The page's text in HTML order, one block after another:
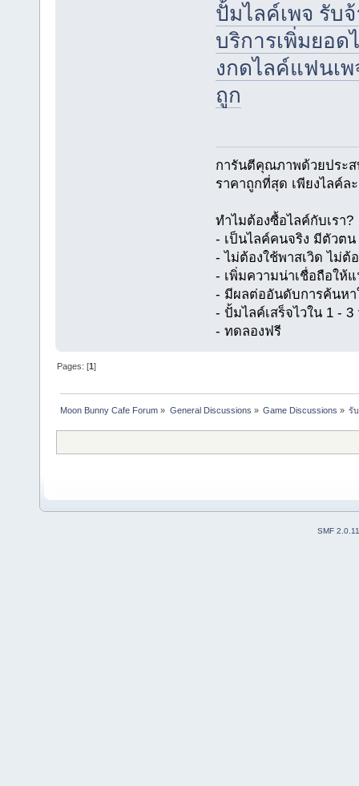
ปั้มไลค์เพจ รับ
บริการเพิ่มยอด
งกดไลค์แฟนเ
ถูก
การันตีคุณภาพด้วยประ
ราคาถูกที่สุด เพียงไลค์ล
ทำไมต้องซื้อไลค์กับเรา?
- เป็นไลค์คนจริง มีตัวตน
- ไม่ต้องใช้พาสเวิด ไม่ต้
- เพิ่มความน่าเชื่อถือให้
- มีผลต่ออันดับการค้นหา
- ปั้มไลค์เสร็จไวใน 1 - 3
- ทดลองฟรี
Pages: [1]
Moon Bunny Cafe Forum » General Discussions » Game Discussions » รั
SMF 2.0.11